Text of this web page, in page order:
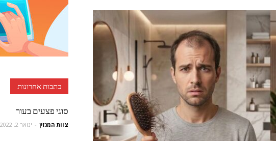
כתבות אחרונות
סוגי פצעים בעור
צוות המגזין - ינואר 2, 2022